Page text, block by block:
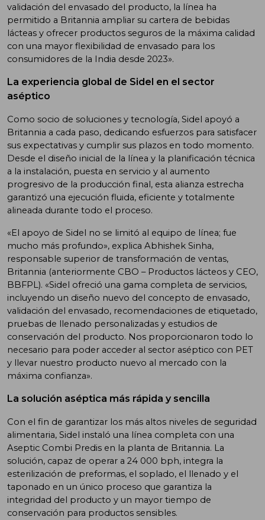
validación del envasado del producto, la línea ha
permitido a Britannia ampliar su cartera de bebidas
lácteas y ofrecer productos seguros de la máxima calidad
con una mayor flexibilidad de envasado para los
consumidores de la India desde 2023».
La experiencia global de Sidel en el sector
aséptico
Como socio de soluciones y tecnología, Sidel apoyó a
Britannia a cada paso, dedicando esfuerzos para satisfacer
sus expectativas y cumplir sus plazos en todo momento.
Desde el diseño inicial de la línea y la planificación técnica
a la instalación, puesta en servicio y al aumento
progresivo de la producción final, esta alianza estrecha
garantizó una ejecución fluida, eficiente y totalmente
alineada durante todo el proceso.
«El apoyo de Sidel no se limitó al equipo de línea; fue
mucho más profundo», explica Abhishek Sinha,
responsable superior de transformación de ventas,
Britannia (anteriormente CBO – Productos lácteos y CEO,
BBFPL). «Sidel ofreció una gama completa de servicios,
incluyendo un diseño nuevo del concepto de envasado,
validación del envasado, recomendaciones de etiquetado,
pruebas de llenado personalizadas y estudios de
conservación del producto. Nos proporcionaron todo lo
necesario para poder acceder al sector aséptico con PET
y llevar nuestro producto nuevo al mercado con la
máxima confianza».
La solución aséptica más rápida y sencilla
Con el fin de garantizar los más altos niveles de seguridad
alimentaria, Sidel instaló una línea completa con una
Aseptic Combi Predis en la planta de Britannia. La
solución, capaz de operar a 24 000 bph, integra la
esterilización de preformas, el soplado, el llenado y el
taponado en un único proceso que garantiza la
integridad del producto y un mayor tiempo de
conservación para productos sensibles.